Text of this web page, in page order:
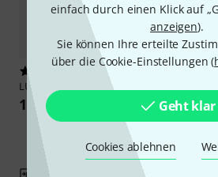
einfach durch einen Klick auf
anzeigen).
Sie können Ihre erteilte
über die Cookie-Einstellungen (
Geht klar
Cookies ablehnen
LUGO Bassbelt Pro M
199 € 199 €